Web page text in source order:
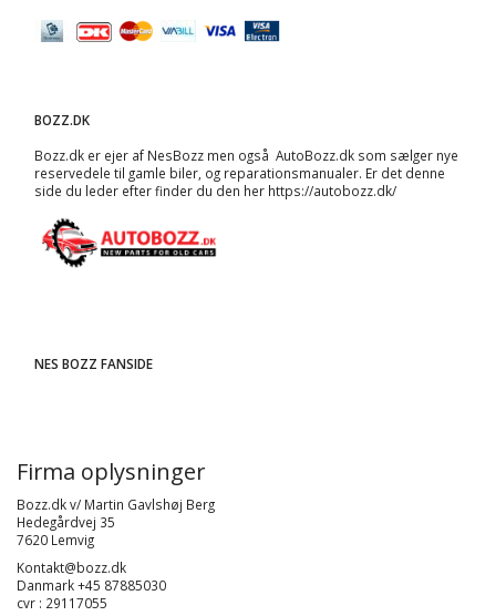
BOZZ.DK
Bozz.dk er ejer af NesBozz men også AutoBozz.dk som sælger nye
reservedele til gamle biler, og reparationsmanualer. Er det denne
side du leder efter finder du den her https://autobozz.dk/
NES BOZZ FANSIDE
Firma oplysninger
Bozz.dk v/ Martin Gavlshøj Berg
Hedegårdvej 35
7620 Lemvig
Kontakt@bozz.dk
Danmark +45 87885030
cvr : 29117055